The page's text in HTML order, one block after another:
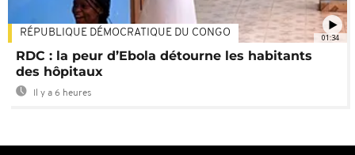
01:34
RÉPUBLIQUE DÉMOCRATIQUE DU CONGO
RDC : la peur d’Ebola détourne les habitants
des hôpitaux
Il y a 6 heures